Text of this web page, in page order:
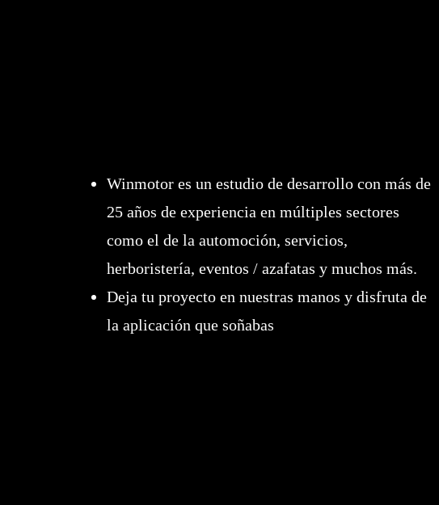
Winmotor es un estudio de desarrollo con más de
25 años de experiencia en múltiples sectores
como el de la automoción, servicios,
herboristería, eventos / azafatas y muchos más.
Deja tu proyecto en nuestras manos y disfruta de
la aplicación que soñabas